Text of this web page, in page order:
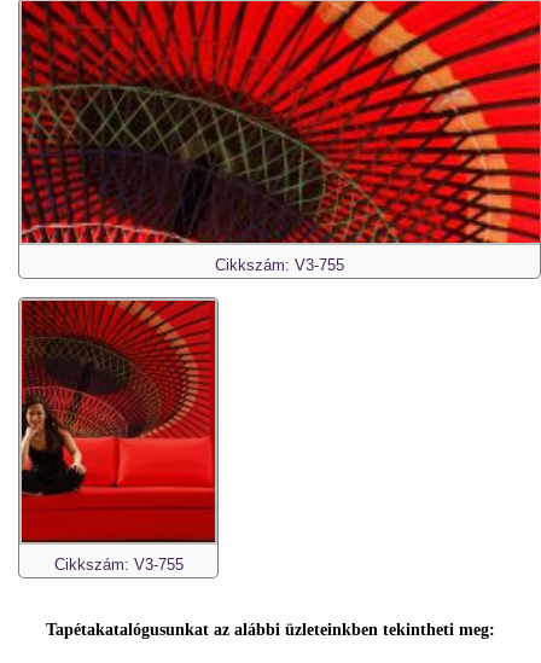
Cikkszám: V3-755
Cikkszám: V3-755
Tapétakatalógusunkat az alábbi üzleteinkben tekintheti meg: